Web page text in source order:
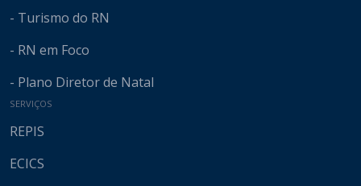
- Turismo do RN
- RN em Foco
- Plano Diretor de Natal
SERVIÇOS
REPIS
ECICS